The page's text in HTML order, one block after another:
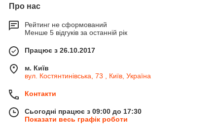
Про нас
Рейтинг не сформований
Менше 5 відгуків за останній рік
Працює з 26.10.2017
м. Київ
вул. Костянтинівська, 73 , Київ, Україна
Контакти
Сьогодні працює з 09:00 до 17:30
Показати весь графік роботи